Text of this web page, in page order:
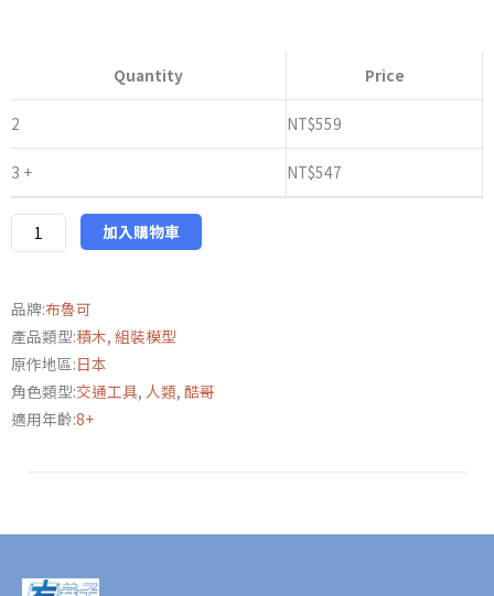
Quantity Price
2 NT$559
3 + NT$547
積
木
人
新
面
士
經
典
組
合
加入購物車
品牌:布魯可
產品類型:積木, 組裝模型
原作地區:日本
角色類型:交通工具, 人類, 酷哥
適用年齡:8+